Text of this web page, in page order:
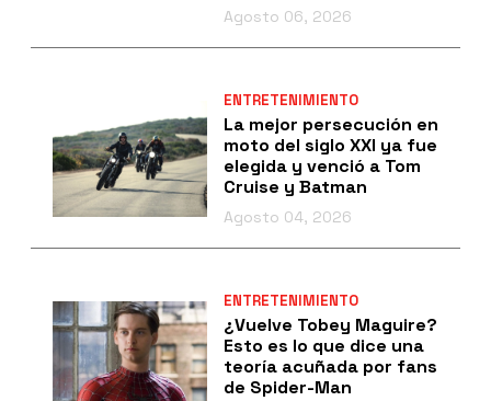
Agosto 06, 2026
ENTRETENIMIENTO
La mejor persecución en
moto del siglo XXI ya fue
elegida y venció a Tom
Cruise y Batman
Agosto 04, 2026
ENTRETENIMIENTO
¿Vuelve Tobey Maguire?
Esto es lo que dice una
teoría acuñada por fans
de Spider-Man